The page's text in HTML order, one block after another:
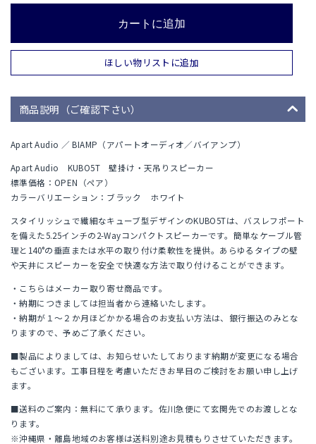
カートに追加
ほしい物リストに追加
商品説明（ご確認下さい）
Apart Audio ／ BIAMP（アパートオーディオ／バイアンプ）
Apart Audio KUBO5T 壁掛け・天吊りスピーカー
標準価格：OPEN（ペア）
カラーバリエーション：ブラック ホワイト
スタイリッシュで繊細なキューブ型デザインのKUBO5Tは、バスレフポート
を備えた5.25インチの2-Wayコンパクトスピーカーです。簡単なケーブル管
理と140°の垂直または水平の取り付け柔軟性を提供。あらゆるタイプの壁
や天井にスピーカーを安全で快適な方法で取り付けることができます。
・こちらはメーカー取り寄せ商品です。
・納期につきましては担当者から連絡いたします。
・納期が１～２か月ほどかかる場合のお支払い方法は、銀行振込のみとな
りますので、予めご了承ください。
■製品によりましては、お知らせいたしております納期が変更になる場合
もございます。工事日程を考慮いただきお早目のご検討をお願い申し上げ
ます。
■送料のご案内：無料にて承ります。佐川急便にて玄関先でのお渡しとな
ります。
※沖縄県・離島地域のお客様は送料別途お見積もりさせていただきます。